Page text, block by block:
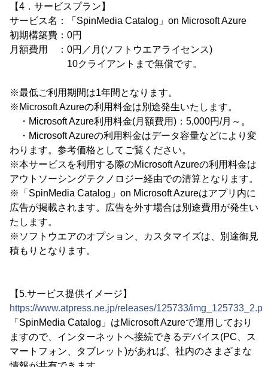
【4．サービスプラン】
サービス名：「SpinMedia Catalog」on Microsoft Azure
初期構築費：0円
月額費用 ：0円／月(ソフトウエアライセンス)
10クライアントまで無償です。
※最低ご利用期間は1年間となります。
※Microsoft Azureの利用料金は別途発生いたします。
・Microsoft Azure利用料金(月額費用)：5,000円/月～。
・Microsoft Azureの利用料金はデータ容量などにより変
わります。参考価格としてご覧ください。
※本サービスを利用する際のMicrosoft Azureの利用料金は
アウトソーシングテクノロジー経由での清算となります。
※「SpinMedia Catalog」on Microsoft Azureはアプリ内に
広告が掲載されます。広告を外す場合は別途費用が発生い
たします。
※ソフトウエアのオプション、カスタマイズは、別途御見
積もりとなります。
【5.サービス提供イメージ】
https://www.atpress.ne.jp/releases/125733/
「SpinMedia Catalog」はMicrosoft Azureで運用しており
ますので、インターネットへ接続できるデバイス(PC、ス
マートフォン、タブレット)があれば、社内のさまざまな